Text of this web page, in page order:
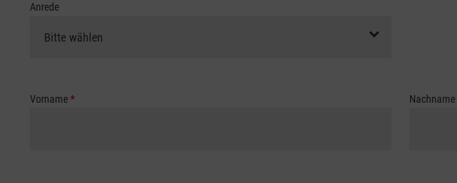
Anrede
Vorname* Nachname